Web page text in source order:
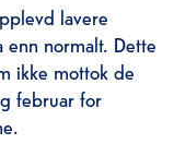
lavere
enn normalt. Dette
ikke mottok de
februar for